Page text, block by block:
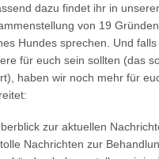
dazu findet ihr in
von 19
Hundes sprechen. Und
für euch sein sollten (das
haben wir noch mehr für
zur aktuellen
Nachrichten zur